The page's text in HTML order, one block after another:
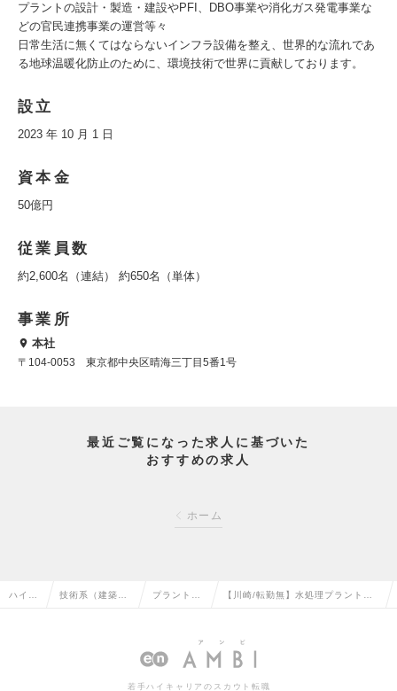
プラントの設計・製造・建設やPFI、DBO事業や消化ガス発電事業な
どの官民連携事業の運営等々
日常生活に無くてはならないインフラ設備を整え、世界的な流れであ
る地球温暖化防止のために、環境技術で世界に貢献しております。
設立
2023 年 10 月 1 日
資本金
50億円
従業員数
約2,600名（連結） 約650名（単体）
事業所
本社
〒104-0053 東京都中央区晴海三丁目5番1号
最近ご覧になった求人に基づいた
おすすめの求人
ホーム
ハイク 技術系（建築・ プラントエ
ングの転職
【川崎/転勤無】水処理プラントプ
日/月島HDグループの求人情報
若手ハイキャリアのスカウト転職